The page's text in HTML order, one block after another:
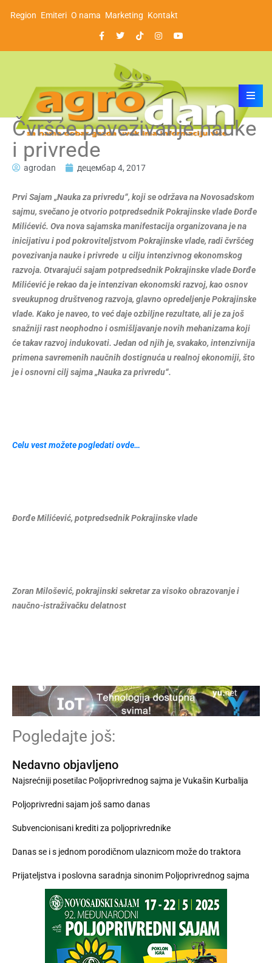
Region Emiteri O nama Marketing Kontakt
Čvršće povezivanje nauke
i privrede
agrodan децембар 4, 2017
Prvi Sajam „Nauka za privredu“, koji se održava na Novosadskom
sajmu, svečano je otvorio potpredsednik Pokrajinske vlade Đorđe
Milićević. Ova nova sajamska manifestacija organizovana je na
inicijativu i pod pokroviteljstvom Pokrajinske vlade, radi čvršćeg
povezivanja nauke i privrede u cilju intenzivnog ekonomskog
razvoja. Otvarajući sajam potpredsednik Pokrajinske vlade Đorđe
Milićević je rekao da je intenzivan ekonomski razvoj, kao osnov
sveukupnog društvenog razvoja, glavno opredeljenje Pokrajinske
vlade. Kako je naveo, to već daje ozbiljne rezultate, ali je za još
snažniji rast neophodno i osmišljavanje novih mehanizama koji
će takav razvoj indukovati. Jedan od njih je, svakako, intenzivnija
primena savremenih naučnih dostignuća u realnoj ekonomiji, što
je i osnovni cilj sajma „Nauka za privredu“.
Celu vest možete pogledati ovde…
Đorđe Milićević, potpredsednik Pokrajinske vlade
Zoran Milošević, pokrajinski sekretar za visoko obrazovanje i
naučno-istraživačku delatnost
Pogledajte još:
Nedavno objavljeno
Najsrećniji posetilac Poljoprivrednog sajma je Vukašin Kurbalija
Poljoprivredni sajam još samo danas
Subvencionisani krediti za poljoprivrednike
Danas se i s jednom porodičnom ulaznicom može do traktora
Prijateljstva i poslovna saradnja sinonim Poljoprivrednog sajma